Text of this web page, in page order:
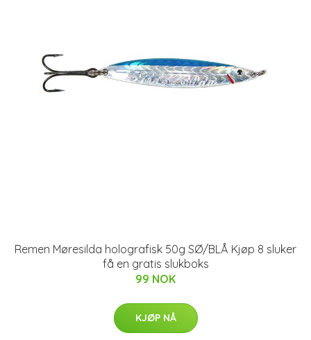
Remen Møresilda holografisk 50g SØ/BLÅ Kjøp 8 sluker
få en gratis slukboks
99 NOK
KJØP NÅ